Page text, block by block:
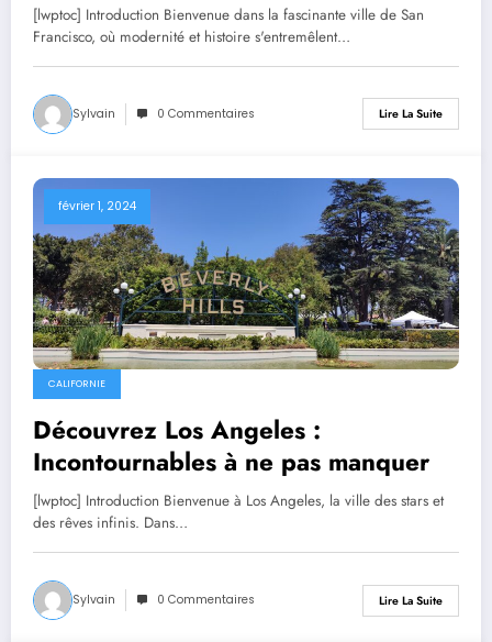
[lwptoc] Introduction Bienvenue dans la fascinante ville de San
Francisco, où modernité et histoire s'entremêlent…
Sylvain 0 Commentaires Lire La Suite
février 1, 2024
CALIFORNIE
Découvrez Los Angeles :
Incontournables à ne pas manquer
[lwptoc] Introduction Bienvenue à Los Angeles, la ville des stars et
des rêves infinis. Dans…
Sylvain 0 Commentaires Lire La Suite